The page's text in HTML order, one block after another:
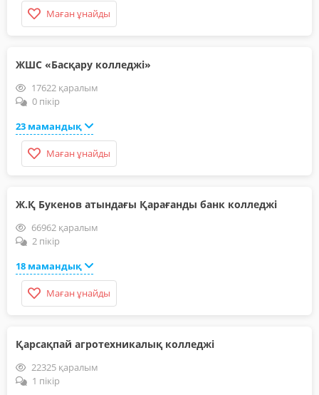
Маған ұнайды
ЖШС «Басқару колледжі»
17622 қаралым
0 пікір
23 мамандық
Маған ұнайды
Ж.Қ Букенов атындағы Қарағанды банк колледжі
66962 қаралым
2 пікір
18 мамандық
Маған ұнайды
Қарсақпай агротехникалық колледжі
22325 қаралым
1 пікір